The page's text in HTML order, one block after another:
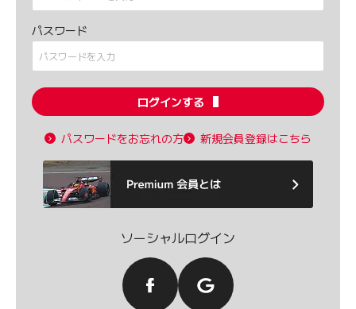
パスワード
ログインする
パスワードをお忘れの方 新規会員登録はこちら
ソーシャルログイン